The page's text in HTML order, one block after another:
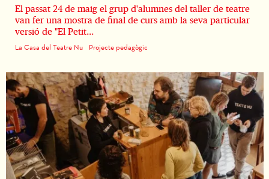
El passat 24 de maig el grup d'alumnes del taller de teatre
van fer una mostra de final de curs amb la seva particular
versió de "El Petit...
La Casa del Teatre Nu Projecte pedagògic